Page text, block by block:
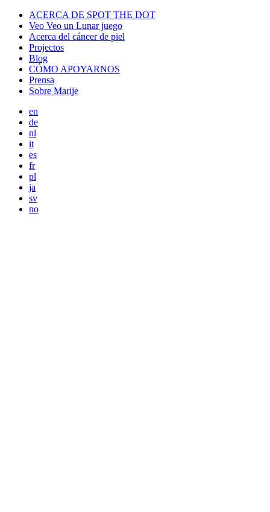
ACERCA DE SPOT THE DOT
Veo Veo un Lunar juego
Acerca del cáncer de piel
Projectos
Blog
CÓMO APOYARNOS
Prensa
Sobre Marije
en
de
nl
it
es
fr
pl
ja
sv
no